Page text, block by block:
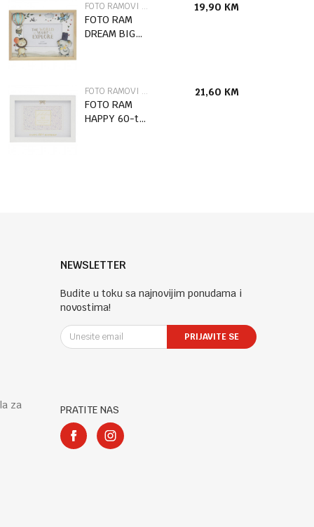
FOTO RAMOVI I ALBUMI
FOTO RAM
DREAM BIG
19,90 KM
FOTO RAMOVI I ALBUMI
FOTO RAM
HAPPY 60-ti
21,60 KM
za
NEWSLETTER
Budite u toku sa najnovijim ponudama i
novostima!
PRIJAVITE SE
PRATITE NAS